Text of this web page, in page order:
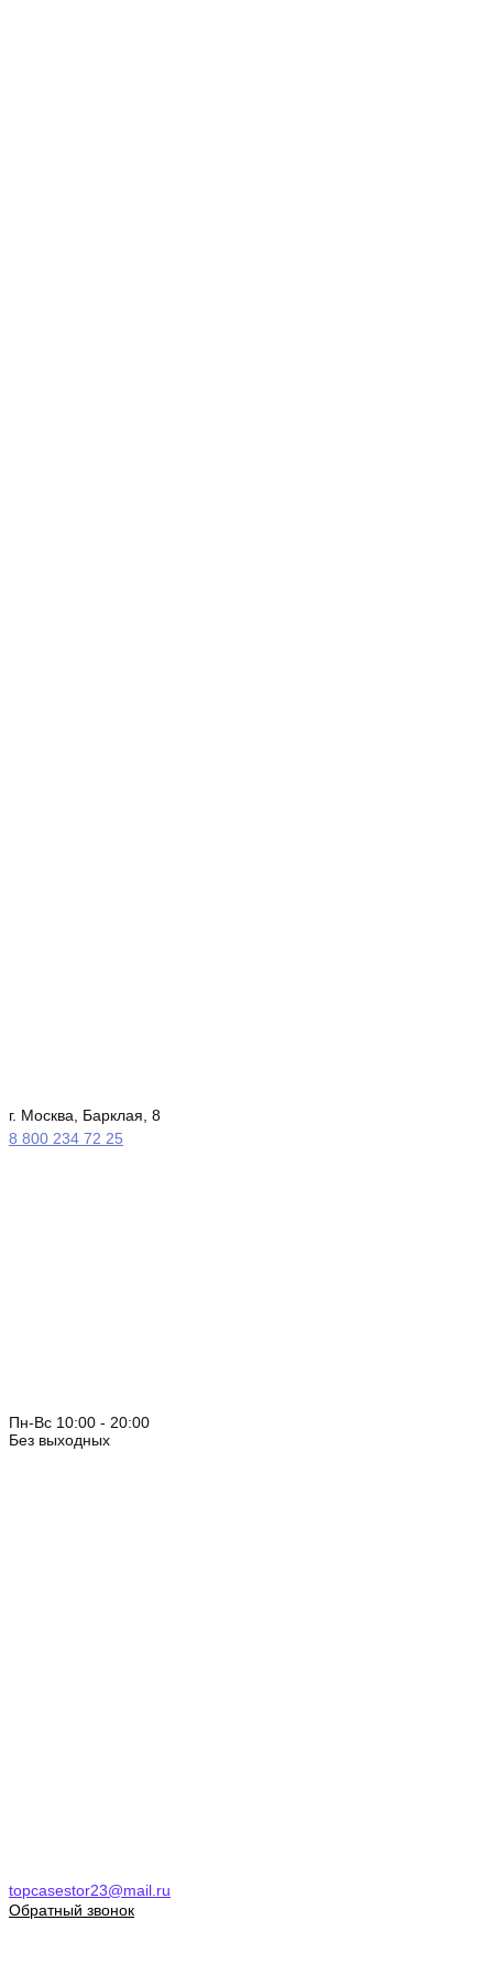
г. Москва, Барклая, 8
8 800 234 72 25
Пн-Вс 10:00 - 20:00
Без выходных
topcasestor23@mail.ru
Обратный звонок